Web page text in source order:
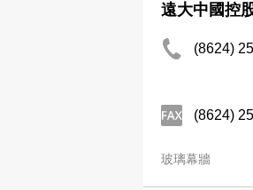
遠大中國控
(8624)
(8624)
玻璃幕牆